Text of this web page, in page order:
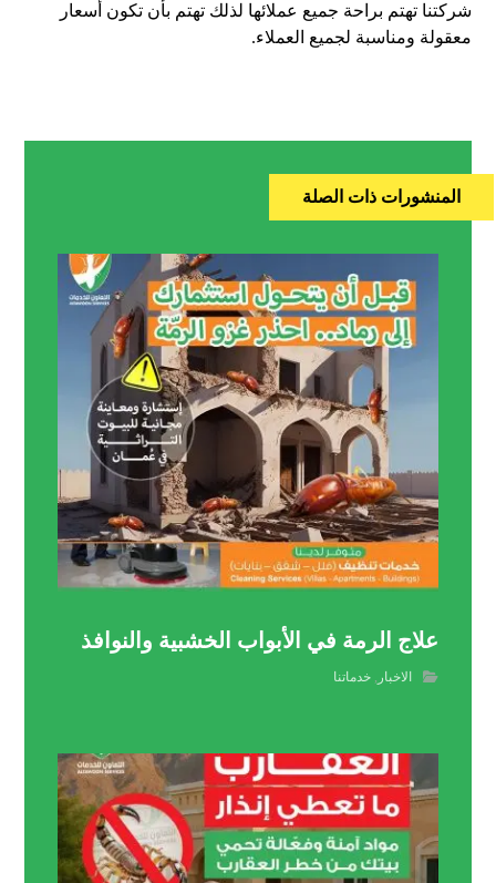
شركتنا تهتم براحة جميع عملائها لذلك تهتم بأن تكون أسعار
معقولة ومناسبة لجميع العملاء.
المنشورات ذات الصلة
علاج الرمة في الأبواب الخشبية والنوافذ
الاخبار ,خدماتنا